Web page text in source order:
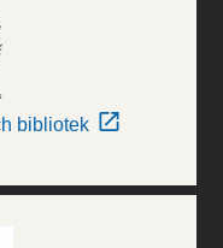
bibliotek